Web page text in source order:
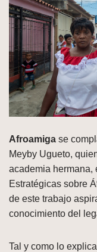
Afroamiga se
Meyby Ugueto,
academia hermana,
Estratégicas sobre
de este trabajo
conocimiento del
Tal y como lo